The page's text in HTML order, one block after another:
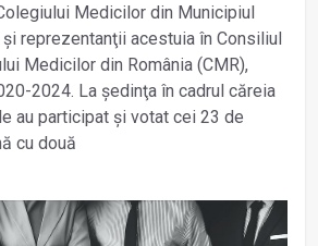
Medicilor din Municipiul
reprezentanţii acestuia în Consiliul
Medicilor din România (CMR),
2024. La ședinţa în cadrul căreia
au participat și votat cei 23 de
cu două